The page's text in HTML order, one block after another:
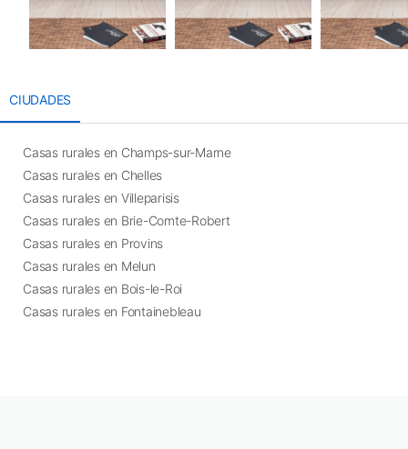
CIUDADES
Casas rurales en Champs-sur-Marne
Casas rurales en Chelles
Casas rurales en Villeparisis
Casas rurales en Brie-Comte-Robert
Casas rurales en Provins
Casas rurales en Melun
Casas rurales en Bois-le-Roi
Casas rurales en Fontainebleau